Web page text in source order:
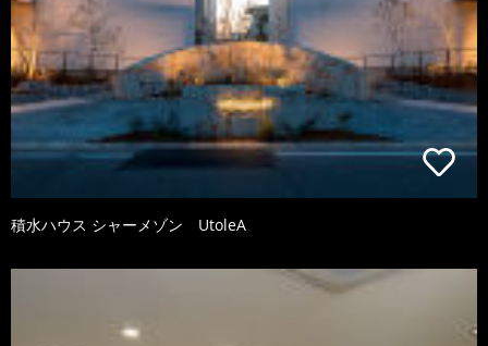
積水ハウス シャーメゾン UtoleA